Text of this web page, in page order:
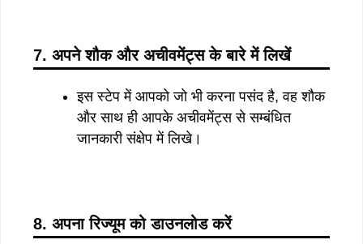
7. अपने शौक और अचीवमेंट्स के बारे में लिखें
इस स्टेप में आपको जो भी करना पसंद है, वह शौक
और साथ ही आपके अचीवमेंट्स से सम्बंधित
जानकारी संक्षेप में लिखे।
8. अपना रिज्यूम को डाउनलोड करें